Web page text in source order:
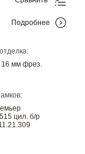
мм фрез.
цил. б/р
Подробнее